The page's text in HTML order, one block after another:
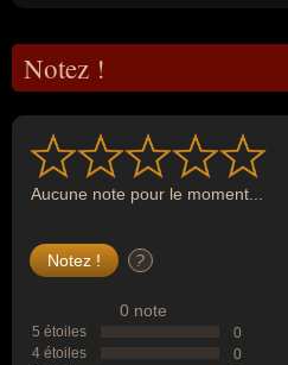
Notez !
Aucune note pour le moment...
?
0 note
5 étoiles
0
4 étoiles
0